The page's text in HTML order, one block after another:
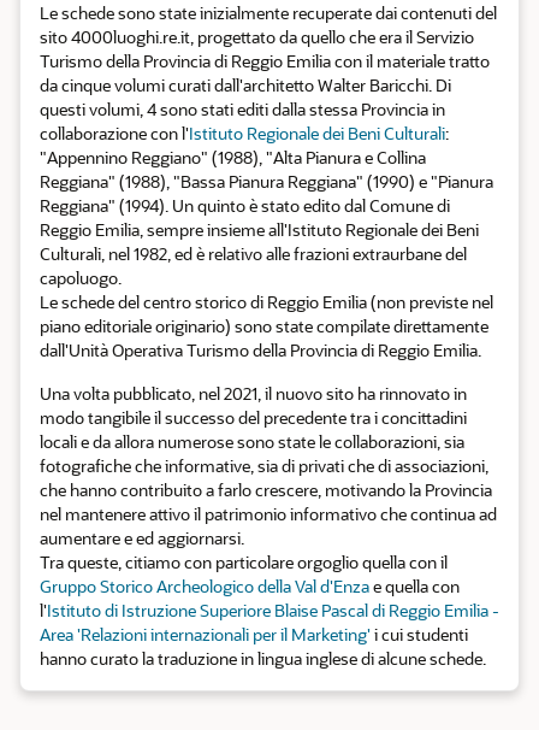
Le schede sono state inizialmente recuperate dai contenuti del
sito 4000luoghi.re.it, progettato da quello che era il Servizio
Turismo della Provincia di Reggio Emilia con il materiale tratto
da cinque volumi curati dall'architetto Walter Baricchi. Di
questi volumi, 4 sono stati editi dalla stessa Provincia in
collaborazione con l'Istituto Regionale dei Beni Culturali:
"Appennino Reggiano" (1988), "Alta Pianura e Collina
Reggiana" (1988), "Bassa Pianura Reggiana" (1990) e "Pianura
Reggiana" (1994). Un quinto è stato edito dal Comune di
Reggio Emilia, sempre insieme all'Istituto Regionale dei Beni
Culturali, nel 1982, ed è relativo alle frazioni extraurbane del
capoluogo.
Le schede del centro storico di Reggio Emilia (non previste nel
piano editoriale originario) sono state compilate direttamente
dall'Unità Operativa Turismo della Provincia di Reggio Emilia.
Una volta pubblicato, nel 2021, il nuovo sito ha rinnovato in
modo tangibile il successo del precedente tra i concittadini
locali e da allora numerose sono state le collaborazioni, sia
fotografiche che informative, sia di privati che di associazioni,
che hanno contribuito a farlo crescere, motivando la Provincia
nel mantenere attivo il patrimonio informativo che continua ad
aumentare e ed aggiornarsi.
Tra queste, citiamo con particolare orgoglio quella con il
Gruppo Storico Archeologico della Val d'Enzae quella con
l'Istituto di Istruzione Superiore Blaise Pascal di Reggio Emilia -
Area 'Relazioni internazionali per il Marketing'i cui studenti
hanno curato la traduzione in lingua inglese di alcune schede.